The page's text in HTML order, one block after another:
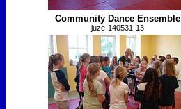
Community Dance Ensemble
juze-140531-13